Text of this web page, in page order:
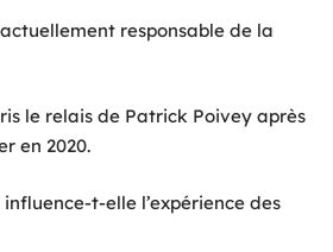
responsable de la
le relais de Patrick Poivey après
en 2020.
t-elle l’expérience des